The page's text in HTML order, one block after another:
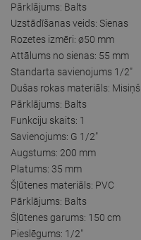
Pārklājums: Balts
Uzstādīšanas veids: Sienas
Rozetes izmēri: ø50 mm
Attālums no sienas: 55 mm
Standarta savienojums 1/2"
Dušas rokas materiāls: Misiņš
Pārklājums: Balts
Funkciju skaits: 1
Savienojums: G 1/2"
Augstums: 200 mm
Platums: 35 mm
Šļūtenes materiāls: PVC
Pārklājums: Balts
Šļūtenes garums: 150 cm
Pieslēgums: 1/2"